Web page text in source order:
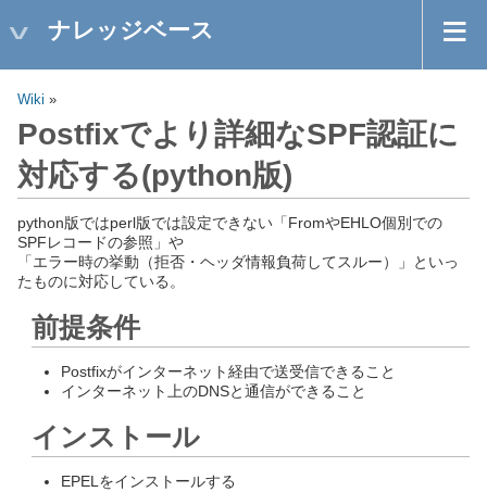
ナレッジベース
Wiki »
Postfixでより詳細なSPF認証に
対応する(python版)
python版ではperl版では設定できない「FromやEHLO個別での
SPFレコードの参照」や
「エラー時の挙動（拒否・ヘッダ情報負荷してスルー）」といっ
たものに対応している。
前提条件
Postfixがインターネット経由で送受信できること
インターネット上のDNSと通信ができること
インストール
EPELをインストールする